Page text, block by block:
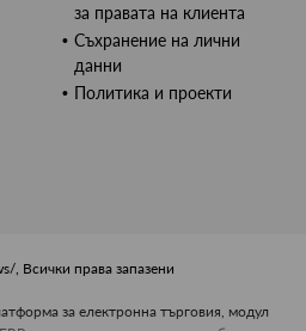
за правата на клиента
Съхранение на лични
данни
Политика и проекти
, Всички права запазени
за електронна търговия, модул